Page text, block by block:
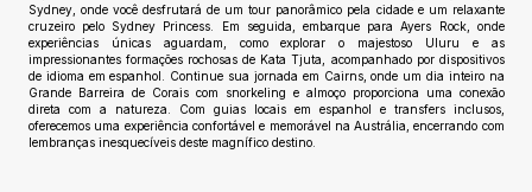
Sydney, onde você desfrutará de um tour panorâmico pela cidade e um relaxante
cruzeiro pelo Sydney Princess. Em seguida, embarque para Ayers Rock, onde
experiências únicas aguardam, como explorar o majestoso Uluru e as
impressionantes formações rochosas de Kata Tjuta, acompanhado por dispositivos
de idioma em espanhol. Continue sua jornada em Cairns, onde um dia inteiro na
Grande Barreira de Corais com snorkeling e almoço proporciona uma conexão
direta com a natureza. Com guias locais em espanhol e transfers inclusos,
oferecemos uma experiência confortável e memorável na Austrália, encerrando com
lembranças inesquecíveis deste magnífico destino.